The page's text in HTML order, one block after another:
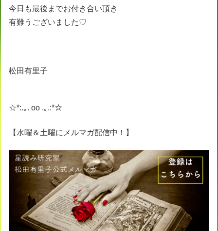
今日も最後までお付き合い頂き
有難うございました♡
松田有里子
☆*:.｡. oo .｡.:*☆
【水曜＆土曜にメルマガ配信中！】